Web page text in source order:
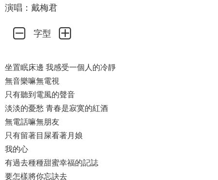
演唱：戴梅君
字型
坐置眠床邊 我感受一個人的冷靜
無音樂嘛無電視
只有聽到電風的聲音
淡淡的憂愁 青春是寂寞的紅酒
無電話嘛無朋友
只有留著目屎看著月娘
我的心
有過去種種甜蜜幸福的記誌
要怎樣將你忘訣去